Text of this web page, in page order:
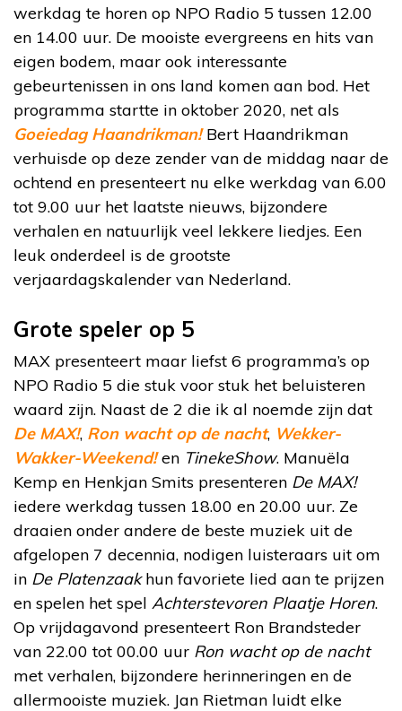
werkdag te horen op NPO Radio 5 tussen 12.00
en 14.00 uur. De mooiste evergreens en hits van
eigen bodem, maar ook interessante
gebeurtenissen in ons land komen aan bod. Het
programma startte in oktober 2020, net als
Goeiedag Haandrikman!Bert Haandrikman
verhuisde op deze zender van de middag naar de
ochtend en presenteert nu elke werkdag van 6.00
tot 9.00 uur het laatste nieuws, bijzondere
verhalen en natuurlijk veel lekkere liedjes. Een
leuk onderdeel is de grootste
verjaardagskalender van Nederland.
Grote speler op 5
MAX presenteert maar liefst 6 programma’s op
NPO Radio 5 die stuk voor stuk het beluisteren
waard zijn. Naast de 2 die ik al noemde zijn dat
De MAX!, Ron wacht op de nacht, Wekker-
Wakker-Weekend!en TinekeShow. Manuëla
Kemp en Henkjan Smits presenteren De MAX!
iedere werkdag tussen 18.00 en 20.00 uur. Ze
draaien onder andere de beste muziek uit de
afgelopen 7 decennia, nodigen luisteraars uit om
in De Platenzaakhun favoriete lied aan te prijzen
en spelen het spel Achterstevoren Plaatje Horen.
Op vrijdagavond presenteert Ron Brandsteder
van 22.00 tot 00.00 uur Ron wacht op de nacht
met verhalen, bijzondere herinneringen en de
allermooiste muziek. Jan Rietman luidt elke